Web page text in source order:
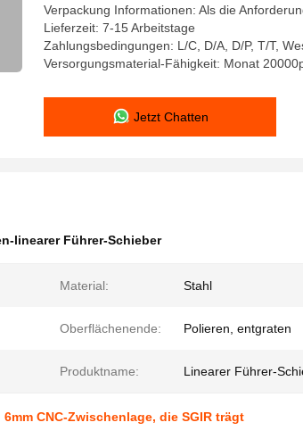
Verpackung Informationen: Als die
Lieferzeit: 7-15 Arbeitstage
Zahlungsbedingungen: L/C, D/A, D/P, T/T,
Versorgungsmaterial-Fähigkeit: Monat
Jetzt Chatten
linearer Führer-Schieber
Material: Stahl
Oberflächenende: Polieren, entgraten
Produktname: Linearer Führer-
CNC-Zwischenlage, die SGIR trägt